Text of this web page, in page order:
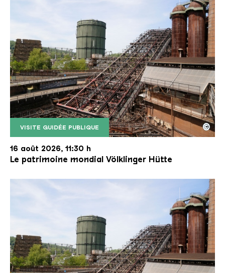
VISITE GUIDÉE PUBLIQUE
Le monte-charge incliné de la Völklinger Hütte
Copyright: Weltkulturerbe Völklinger Hütte | Karl
©
16 août 2026, 11:30 h
Le patrimoine mondial Völklinger Hütte